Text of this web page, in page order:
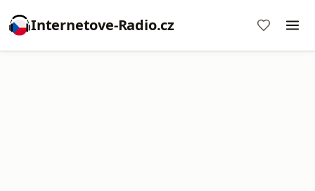
Internetove-Radio.cz